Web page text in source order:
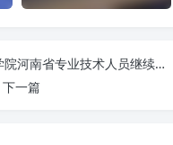
掌握 华豫专技-中原工学院河南省专业技术人员继续教育平台 https://www.huayuzj.com/ 课程，简单刷课技巧分享！
下一篇